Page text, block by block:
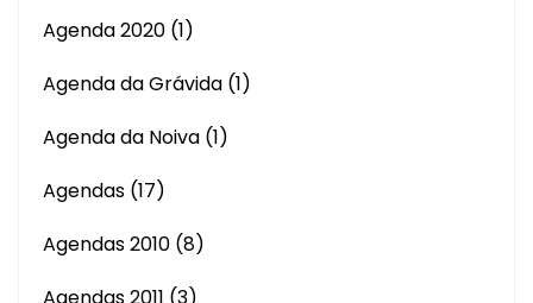
Agenda 2020 (1)
Agenda da Grávida (1)
Agenda da Noiva (1)
Agendas (17)
Agendas 2010 (8)